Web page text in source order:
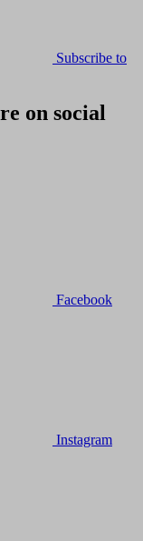
Subscribe to
on social
Facebook
Instagram